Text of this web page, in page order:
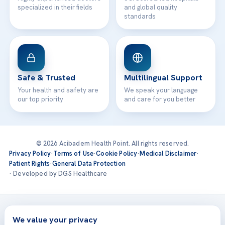
specialized in their fields
and global quality
standards
Safe & Trusted
Your health and safety are
our top priority
Multilingual Support
We speak your language
and care for you better
© 2026 Acibadem Health Point. All rights reserved.
Privacy Policy·Terms of Use·Cookie Policy·Medical Disclaimer·
Patient Rights·General Data Protection
· Developed by DGS Healthcare
Treatments are delivered at our JCI-accredited hospitals —
Acıbadem International
We value your privacy